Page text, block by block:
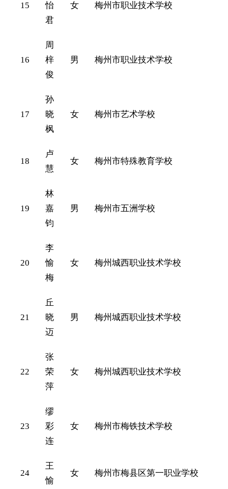
15
怡
君
女 梅州市职业技术学校
16
周
梓
俊
男 梅州市职业技术学校
17
孙
晓
枫
女 梅州市艺术学校
18
卢
慧
女 梅州市特殊教育学校
19
林
嘉
钧
男 梅州市五洲学校
20
李
愉
梅
女 梅州城西职业技术学校
21
丘
晓
迈
男 梅州城西职业技术学校
22
张
荣
萍
女 梅州城西职业技术学校
23
缪
彩
连
女 梅州市梅铁技术学校
24
王
愉
女 梅州市梅县区第一职业学校